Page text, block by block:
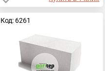
Код: 6261